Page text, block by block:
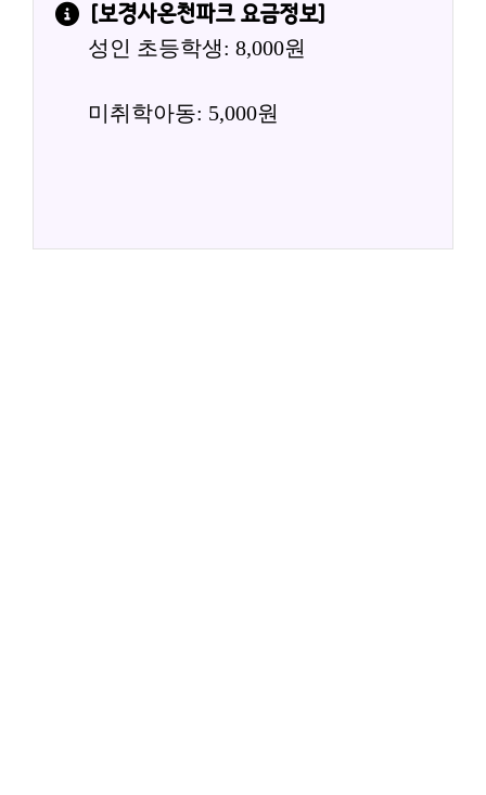
[보경사온천파크 요금정보]
성인 초등학생: 8,000원
미취학아동: 5,000원